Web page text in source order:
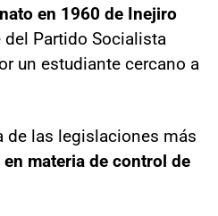
en 1960 de Inejiro
del Partido Socialista
un estudiante cercano a
de las legislaciones más
en materia de control de